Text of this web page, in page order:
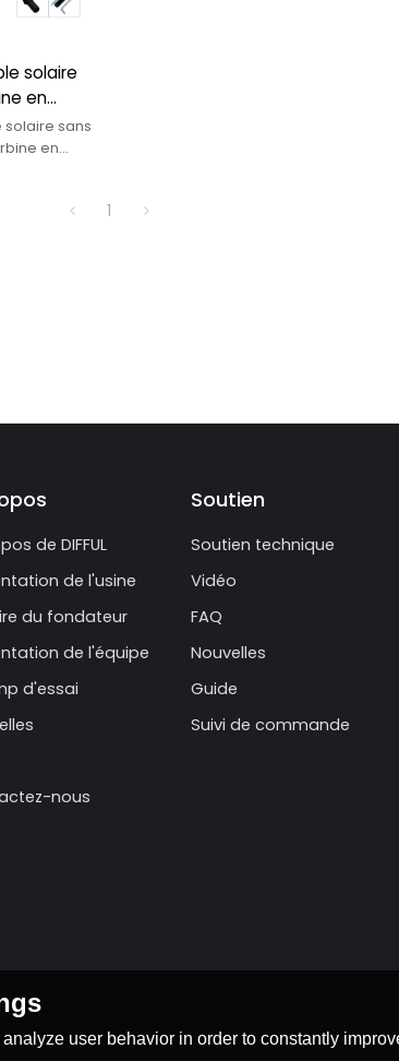
solaire
en
de 4
sans
en
1
de DIFFUL
de l'usine
du fondateur
de l'équipe
d'essai
nous
Soutien
Soutien technique
Vidéo
FAQ
Nouvelles
Guide
Suivi de commande
user behavior in order to constantly